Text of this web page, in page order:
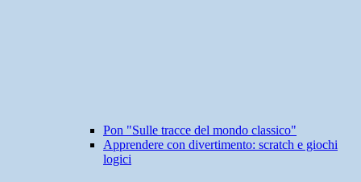
Pon "Sulle tracce del mondo classico"
Apprendere con divertimento: scratch e giochi
logici